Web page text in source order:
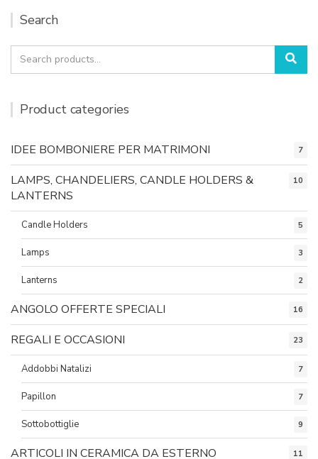
Search
Search
for:
Product categories
IDEE BOMBONIERE PER MATRIMONI 7
LAMPS, CHANDELIERS, CANDLE HOLDERS &
LANTERNS
10
Candle Holders 5
Lamps 3
Lanterns 2
ANGOLO OFFERTE SPECIALI 16
REGALI E OCCASIONI 23
Addobbi Natalizi 7
Papillon 7
Sottobottiglie 9
ARTICOLI IN CERAMICA DA ESTERNO 11